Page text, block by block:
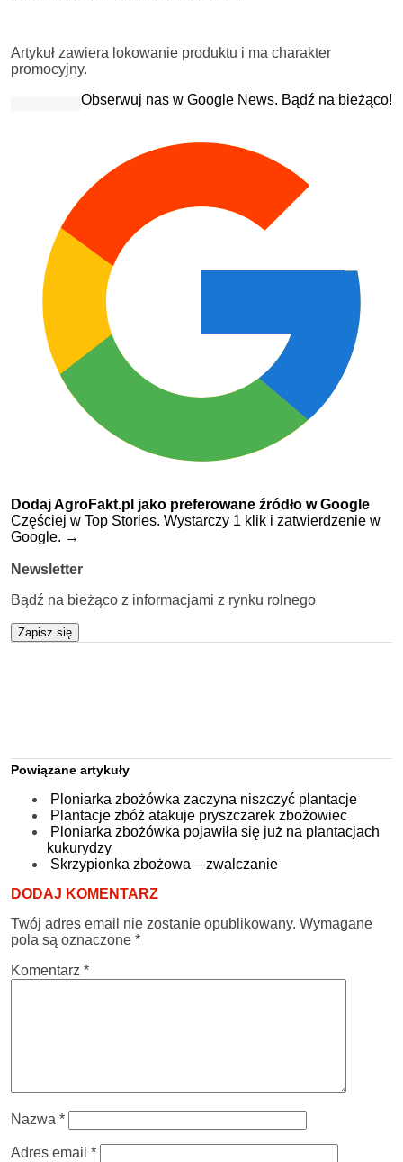
Artykuł zawiera lokowanie produktu i ma charakter
promocyjny.
Obserwuj nas w Google News. Bądź na bieżąco!
Dodaj AgroFakt.pl jako preferowane źródło w Google
Częściej w Top Stories. Wystarczy 1 klik i zatwierdzenie w
Google. →
Newsletter
Bądź na bieżąco z informacjami z rynku rolnego
Zapisz się
Powiązane artykuły
Ploniarka zbożówka zaczyna niszczyć plantacje
Plantacje zbóż atakuje pryszczarek zbożowiec
Ploniarka zbożówka pojawiła się już na plantacjach
kukurydzy
Skrzypionka zbożowa – zwalczanie
DODAJ KOMENTARZ
Twój adres email nie zostanie opublikowany. Wymagane
pola są oznaczone *
Komentarz *
Nazwa *
Adres email *